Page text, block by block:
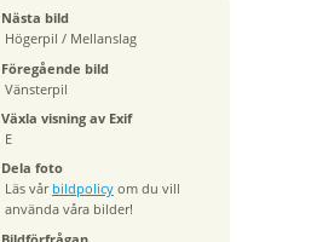
Nästa bild
Högerpil / Mellanslag
Föregående bild
Vänsterpil
Växla visning av Exif
E
Dela foto
Läs vår bildpolicyom du vill
använda våra bilder!